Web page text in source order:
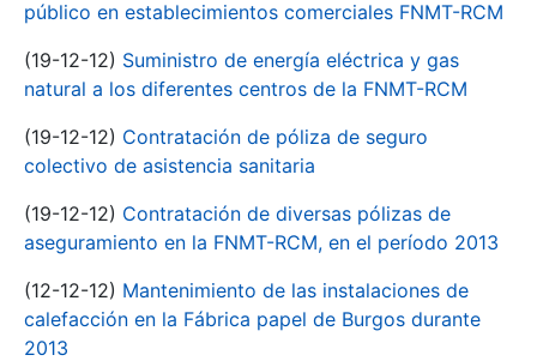
público en establecimientos comerciales FNMT-RCM
(19-12-12) Suministro de energía eléctrica y gas
natural a los diferentes centros de la FNMT-RCM
(19-12-12) Contratación de póliza de seguro
colectivo de asistencia sanitaria
(19-12-12) Contratación de diversas pólizas de
aseguramiento en la FNMT-RCM, en el período 2013
(12-12-12) Mantenimiento de las instalaciones de
calefacción en la Fábrica papel de Burgos durante
2013